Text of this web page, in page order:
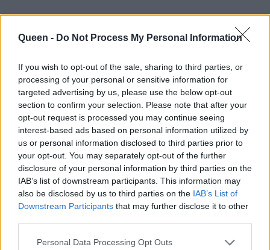
Queen - Do Not Process My Personal Information
If you wish to opt-out of the sale, sharing to third parties, or
processing of your personal or sensitive information for
targeted advertising by us, please use the below opt-out
section to confirm your selection. Please note that after your
opt-out request is processed you may continue seeing
interest-based ads based on personal information utilized by
us or personal information disclosed to third parties prior to
your opt-out. You may separately opt-out of the further
disclosure of your personal information by third parties on the
IAB’s list of downstream participants. This information may
also be disclosed by us to third parties on the IAB’s List of
Downstream Participants that may further disclose it to other
Personal Data Processing Opt Outs
Στην παρακάτω galleryθα δεις αρκετά
παραδείγματα μεwolf cutγια να καταλάβεις
ακριβώς όσα σου λέω!